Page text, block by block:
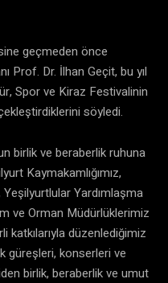
geçmeden önce
Prof. Dr. İlhan Geçit, bu yıl
Spor ve Kiraz Festivalinin
söyledi.
birlik ve beraberlik ruhuna
Kaymakamlığımız,
Yardımlaşma
ve Orman Müdürlüklerimiz
katkılarıyla düzenlediğimiz
güreşleri, konserleri ve
birlik, beraberlik ve umut